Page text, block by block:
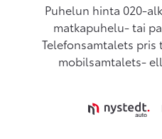
Puhelun hinta 020-
matkapuhelu- tai
Telefonsamtalets
mobilsamtalets-